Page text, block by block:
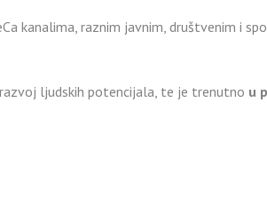
kanalima, raznim javnim, društvenim i
ljudskih potencijala, te je trenutno u